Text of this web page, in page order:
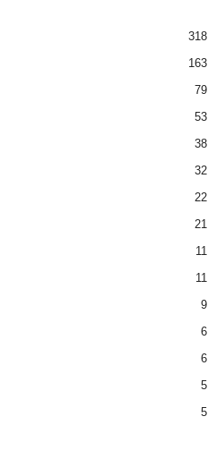
318
163
79
53
38
32
22
21
11
11
9
6
6
5
5